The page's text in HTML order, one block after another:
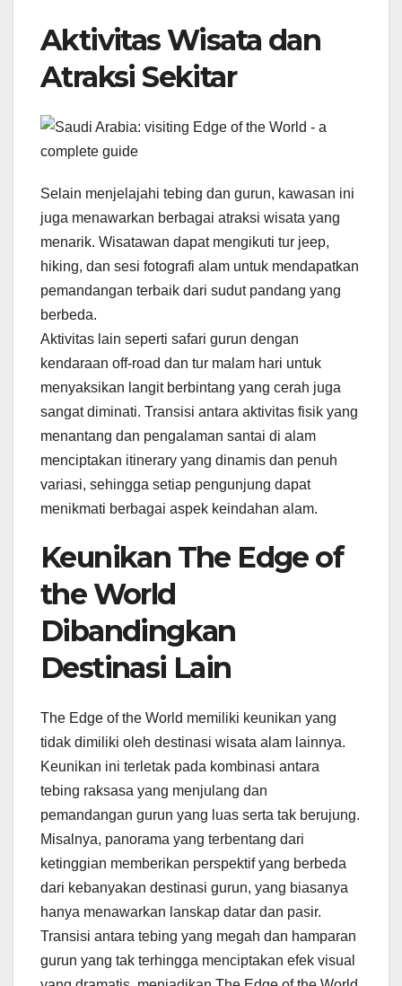
Aktivitas Wisata dan
Atraksi Sekitar
Selain menjelajahi tebing dan gurun, kawasan ini
juga menawarkan berbagai atraksi wisata yang
menarik. Wisatawan dapat mengikuti tur jeep,
hiking, dan sesi fotografi alam untuk mendapatkan
pemandangan terbaik dari sudut pandang yang
berbeda.
Aktivitas lain seperti safari gurun dengan
kendaraan off-road dan tur malam hari untuk
menyaksikan langit berbintang yang cerah juga
sangat diminati. Transisi antara aktivitas fisik yang
menantang dan pengalaman santai di alam
menciptakan itinerary yang dinamis dan penuh
variasi, sehingga setiap pengunjung dapat
menikmati berbagai aspek keindahan alam.
Keunikan The Edge of
the World
Dibandingkan
Destinasi Lain
The Edge of the World memiliki keunikan yang
tidak dimiliki oleh destinasi wisata alam lainnya.
Keunikan ini terletak pada kombinasi antara
tebing raksasa yang menjulang dan
pemandangan gurun yang luas serta tak berujung.
Misalnya, panorama yang terbentang dari
ketinggian memberikan perspektif yang berbeda
dari kebanyakan destinasi gurun, yang biasanya
hanya menawarkan lanskap datar dan pasir.
Transisi antara tebing yang megah dan hamparan
gurun yang tak terhingga menciptakan efek visual